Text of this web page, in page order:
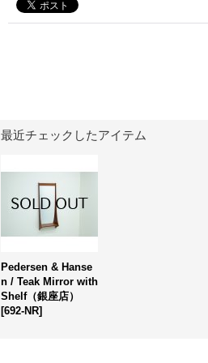
最近チェックしたアイテム
Pedersen & Hanse
n / Teak Mirror with
Shelf（銀座店）
[692-NR]